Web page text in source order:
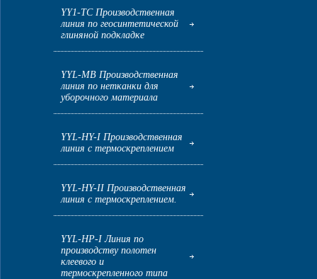
YY1-ТС Производственная
линия по геосинтетической
глиняной подкладке
YYL-MB Производственная
линия по нетканки для
уборочного материала
YYL-HY-I Производственная
линия с термоскреплением
YYL-HY-II Производственная
линия с термоскреплением.
YYL-HP-I Линия по
производству полотен
клеевого и
термоскрепленного типа